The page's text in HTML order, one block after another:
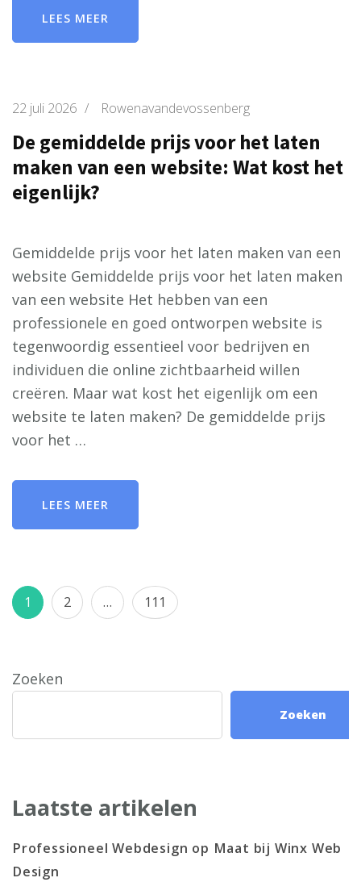
LEES MEER
22 juli 2026 / Rowenavandevossenberg
De gemiddelde prijs voor het laten
maken van een website: Wat kost het
eigenlijk?
Gemiddelde prijs voor het laten maken van een
website Gemiddelde prijs voor het laten maken
van een website Het hebben van een
professionele en goed ontworpen website is
tegenwoordig essentieel voor bedrijven en
individuen die online zichtbaarheid willen
creëren. Maar wat kost het eigenlijk om een
website te laten maken? De gemiddelde prijs
voor het …
LEES MEER
Berichten
paginering
Pagina
1 Pagina
2 … Pagina
111
Zoeken
Zoeken
Laatste artikelen
Professioneel Webdesign op Maat bij Winx Web
Design